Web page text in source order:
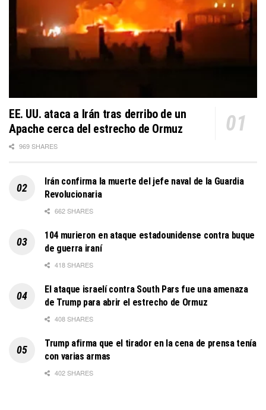
EE. UU. ataca a Irán tras derribo de un
Apache cerca del estrecho de Ormuz
969 SHARES
Irán confirma la muerte del jefe naval de la Guardia
Revolucionaria
662 SHARES
104 murieron en ataque estadounidense contra buque
de guerra iraní
418 SHARES
El ataque israelí contra South Pars fue una amenaza
de Trump para abrir el estrecho de Ormuz
408 SHARES
Trump afirma que el tirador en la cena de prensa tenía
con varias armas
402 SHARES